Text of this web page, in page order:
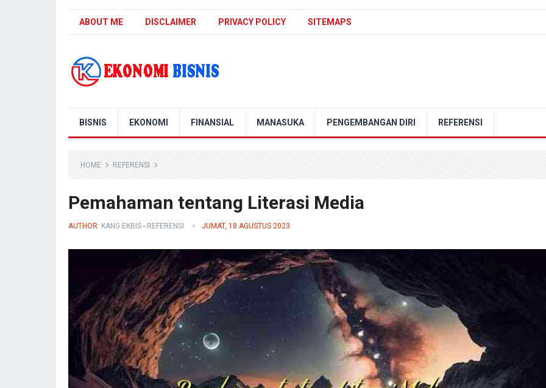
ABOUT ME DISCLAIMER PRIVACY POLICY SITEMAPS
BISNIS EKONOMI FINANSIAL MANASUKA PENGEMBANGAN DIRI REFERENSI
HOME REFERENSI
Pemahaman tentang Literasi Media
AUTHOR: KANG EKBIS - REFERENSI JUMAT, 18 AGUSTUS 2023